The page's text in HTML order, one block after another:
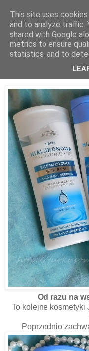
13 kwietnia 2016
Seria
Od razu na
To kolejne kosmetyki
Poprzednio
This site uses
and to analyze traffic.
shared with Google
metrics to ensure
statistics, and to